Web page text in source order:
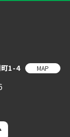
町1-4 MAP